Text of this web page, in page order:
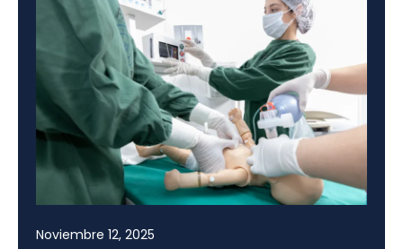
Noviembre 12, 2025